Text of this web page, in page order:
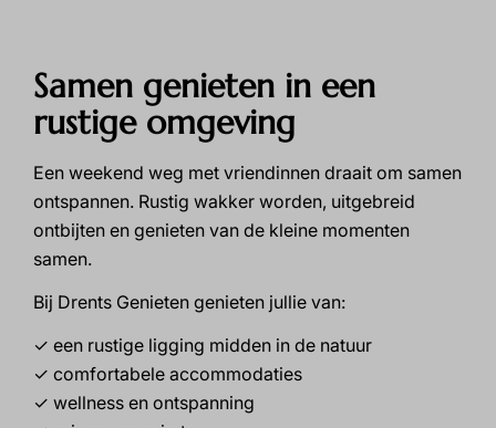
Samen genieten in een
rustige omgeving
Een weekend weg met vriendinnen draait om samen
ontspannen. Rustig wakker worden, uitgebreid
ontbijten en genieten van de kleine momenten
samen.
Bij Drents Genieten genieten jullie van:
✓ een rustige ligging midden in de natuur
✓ comfortabele accommodaties
✓ wellness en ontspanning